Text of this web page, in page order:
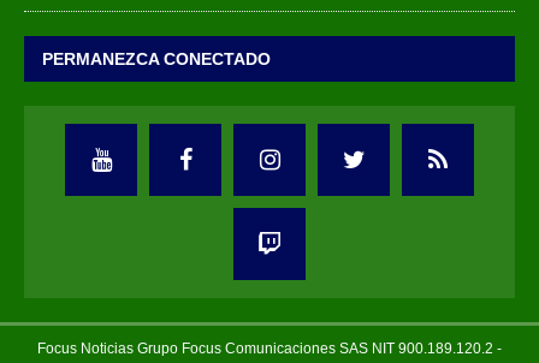
PERMANEZCA CONECTADO
Focus Noticias Grupo Focus Comunicaciones SAS NIT 900.189.120.2 -